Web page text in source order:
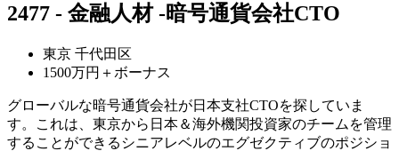
2477 - 金融人材 -暗号通貨会社CTO
東京 千代田区
1500万円＋ボーナス
グローバルな暗号通貨会社が日本支社CTOを探していま
す。これは、東京から日本＆海外機関投資家のチームを管理
することができるシニアレベルのエグゼクティブのポジショ